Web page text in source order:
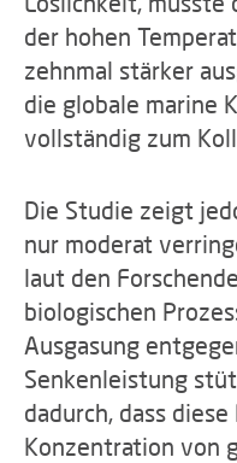
der hohen
zehnmal stärker
die globale marine
vollständig zum
Die Studie zeigt
nur moderat
laut den
biologischen
Ausgasung
Senkenleistung
dadurch, dass
Konzentration von